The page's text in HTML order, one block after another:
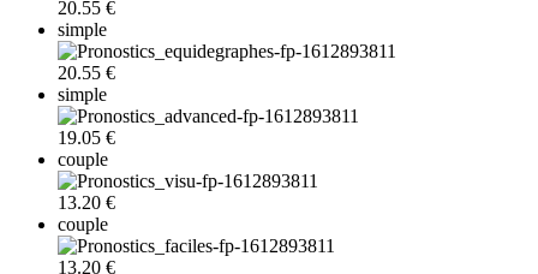
20.55 €
simple
20.55 €
simple
19.05 €
couple
13.20 €
couple
13.20 €